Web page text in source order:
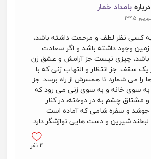
دربارهبامداد خمار
به کسی نظر لطف و مرحمت داشته باشد،
وجود داشته باشد و اگر سعادت
چیزی نیست جز آرامش و عشق زن
سقف. جز انتظار و التهاب زنی که با
را می شمارد تا همسرش از راه برسد. جز
سوی خانه و به سوی زنی می رود که
و مشتاق چشم به در دوخته، در کنار
و سفره شامی که آماده است
شیرین و دست هایی نوازشگر دارد.
4نفر